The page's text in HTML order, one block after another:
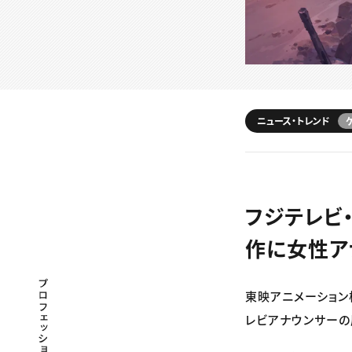
ニュース・トレンド
フジテレ
作に女性
東映アニメーショ
レビアナウンサー